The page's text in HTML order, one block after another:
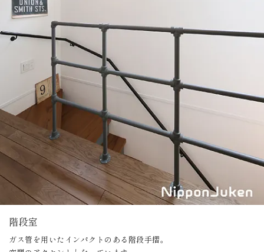
階段室
ガス管を用いたインパクトのある階段手摺。